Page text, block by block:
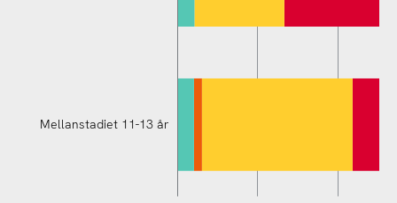
Mellanstadiet 11-13 år